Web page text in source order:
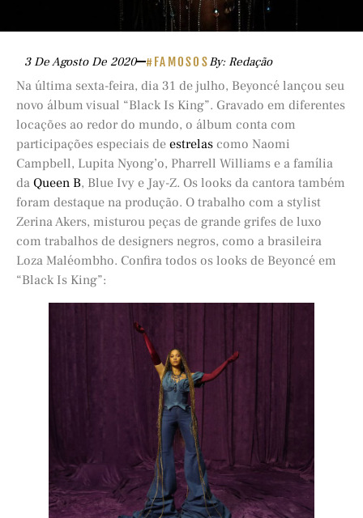
3 De Agosto De 2020 #FAMOSOSBy: Redação
Na última sexta-feira, dia 31 de julho, Beyoncé lançou seu
novo álbum visual “Black Is King”. Gravado em diferentes
locações ao redor do mundo, o álbum conta com
participações especiais de estrelas como Naomi
Campbell, Lupita Nyong’o, Pharrell Williams e a família
da Queen B, Blue Ivy e Jay-Z. Os looks da cantora também
foram destaque na produção. O trabalho com a stylist
Zerina Akers, misturou peças de grande grifes de luxo
com trabalhos de designers negros, como a brasileira
Loza Maléombho. Confira todos os looks de Beyoncé em
“Black Is King”: